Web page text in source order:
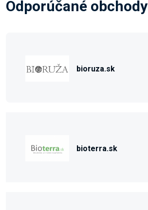
Odporúčané obchody
bioruza.sk
bioterra.sk